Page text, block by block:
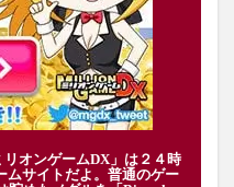
オンゲームDX」は２４時
ムサイトだよ。普通のゲー